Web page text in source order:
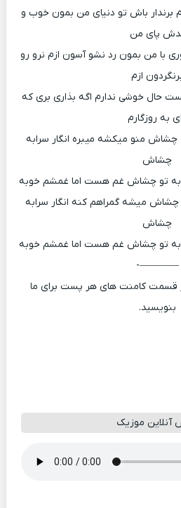
باش تو دنیای من بمون خوب و
پای من
با من بمون رد نشو آسون ازم نرو رو
ازم
خوشی ندارم اگه بذاری بری که
به روزگارم
چشاش منو میکشه میبره انگار سرابه
چشاش
تو چشاش غم هست اما غمشم خوبه
میشه گمراهم کنه انگار سرابه
چشاش
تو چشاش غم هست اما غمشم خوبه
————-
قسمت کامنت های هر پست برای ما
بنویسید.
موزیک